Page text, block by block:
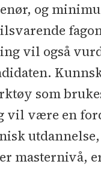
og
vil også
som
vil være en
masternivå,